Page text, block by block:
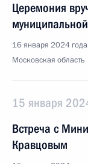
Церемония
16 января 2024
Московская область
15 января
Встреча с
Кравцовым